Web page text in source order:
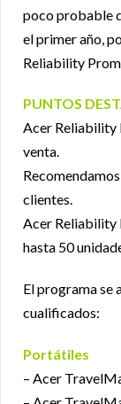
poco probable
el primer año,
Reliability
PUNTOS
Acer Reliability
venta.
clientes.
Acer Reliability
hasta 50
El programa se
cualificados:
Portátiles
– Acer